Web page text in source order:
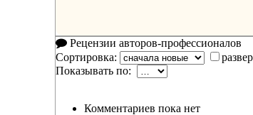
Рецензии авторов-профессионалов
Сортировка:
Показывать по:
Комментариев пока нет